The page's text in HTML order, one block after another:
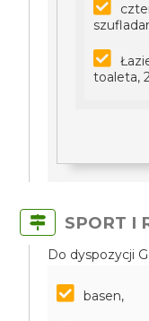
toaleta,
SPORT I
Do dyspozycji
basen,